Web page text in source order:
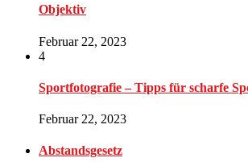
Objektiv
Februar 22, 2023
4
Sportfotografie – Tipps für scharfe
Februar 22, 2023
Abstandsgesetz